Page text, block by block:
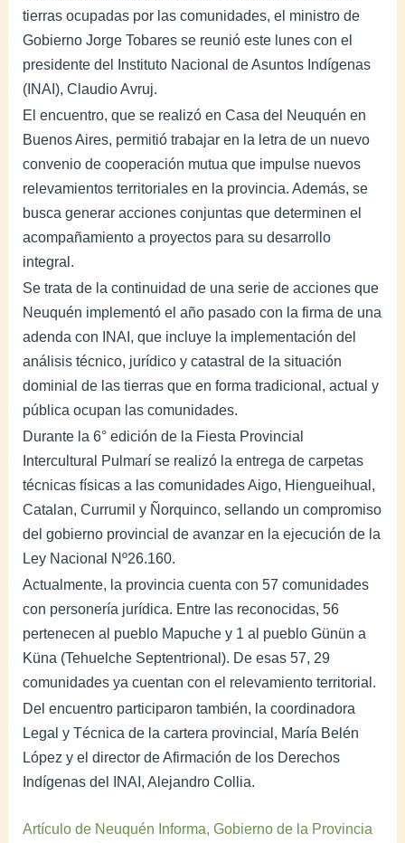
tierras ocupadas por las comunidades, el ministro de
Gobierno Jorge Tobares se reunió este lunes con el
presidente del Instituto Nacional de Asuntos Indígenas
(INAI), Claudio Avruj.
El encuentro, que se realizó en Casa del Neuquén en
Buenos Aires, permitió trabajar en la letra de un nuevo
convenio de cooperación mutua que impulse nuevos
relevamientos territoriales en la provincia. Además, se
busca generar acciones conjuntas que determinen el
acompañamiento a proyectos para su desarrollo
integral.
Se trata de la continuidad de una serie de acciones que
Neuquén implementó el año pasado con la firma de una
adenda con INAI, que incluye la implementación del
análisis técnico, jurídico y catastral de la situación
dominial de las tierras que en forma tradicional, actual y
pública ocupan las comunidades.
Durante la 6° edición de la Fiesta Provincial
Intercultural Pulmarí se realizó la entrega de carpetas
técnicas físicas a las comunidades Aigo, Hiengueihual,
Catalan, Currumil y Ñorquinco, sellando un compromiso
del gobierno provincial de avanzar en la ejecución de la
Ley Nacional Nº26.160.
Actualmente, la provincia cuenta con 57 comunidades
con personería jurídica. Entre las reconocidas, 56
pertenecen al pueblo Mapuche y 1 al pueblo Günün a
Küna (Tehuelche Septentrional). De esas 57, 29
comunidades ya cuentan con el relevamiento territorial.
Del encuentro participaron también, la coordinadora
Legal y Técnica de la cartera provincial, María Belén
López y el director de Afirmación de los Derechos
Indígenas del INAI, Alejandro Collia.
Artículo de Neuquén Informa, Gobierno de la Provincia